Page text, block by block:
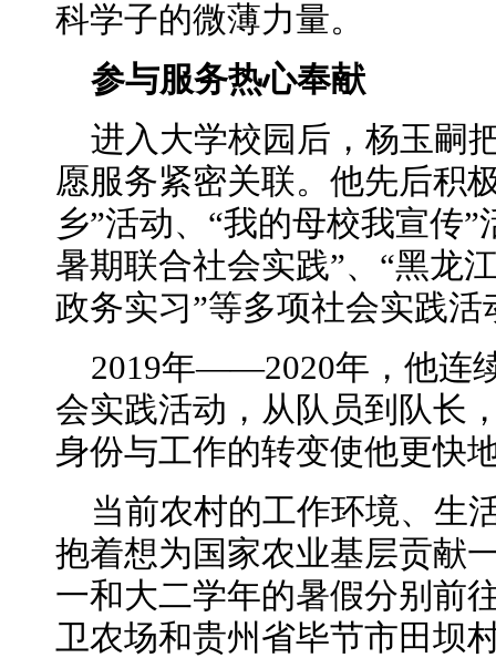
科学子的微薄力量。
参与服务热心奉献
进入大学校园后，杨玉嗣
愿服务紧密关联。他先后积
乡”活动、“我的母校我宣传
暑期联合社会实践”、“黑龙
政务实习”等多项社会实践活
2019年——2020年，他连
会实践活动，从队员到队长
身份与工作的转变使他更快
当前农村的工作环境、生
抱着想为国家农业基层贡献
一和大二学年的暑假分别前
卫农场和贵州省毕节市田坝